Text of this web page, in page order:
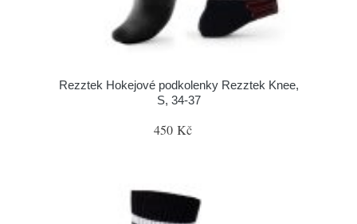
Rezztek Hokejové podkolenky Rezztek Knee,
S, 34-37
450 Kč